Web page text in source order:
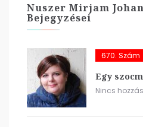
Nuszer Mirjam
Bejegyzései
670. Szám
Egy
Nincs